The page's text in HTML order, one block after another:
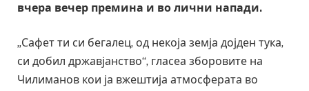
вчера вечер премина и во лични напади.
„Сафет ти си бегалец, од некоја земја дојден тука,
си добил државјанство“, гласеа зборовите на
Чилиманов кои ја вжештија атмосферата во